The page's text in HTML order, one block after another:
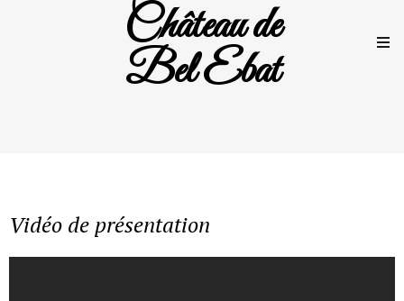
Château de
Bel Ebat
Vidéo de présentation